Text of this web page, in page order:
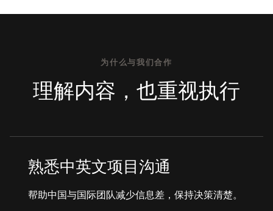
为什么与我们合作
理解内容，也重视执行
熟悉中英文项目沟通
帮助中国与国际团队减少信息差，保持决策清楚。